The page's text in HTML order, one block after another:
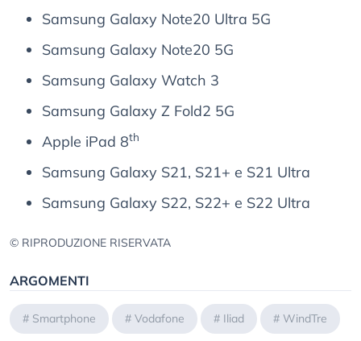
Samsung Galaxy Note20 Ultra 5G
Samsung Galaxy Note20 5G
Samsung Galaxy Watch 3
Samsung Galaxy Z Fold2 5G
Apple iPad 8th
Samsung Galaxy S21, S21+ e S21 Ultra
Samsung Galaxy S22, S22+ e S22 Ultra
© RIPRODUZIONE RISERVATA
ARGOMENTI
# Smartphone # Vodafone # Iliad # WindTre